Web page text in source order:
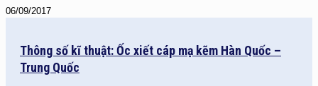
06/09/2017
Thông số kĩ thuật: Ốc xiết cáp mạ kẽm Hàn Quốc –
Trung Quốc